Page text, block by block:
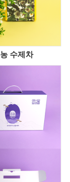
수제차